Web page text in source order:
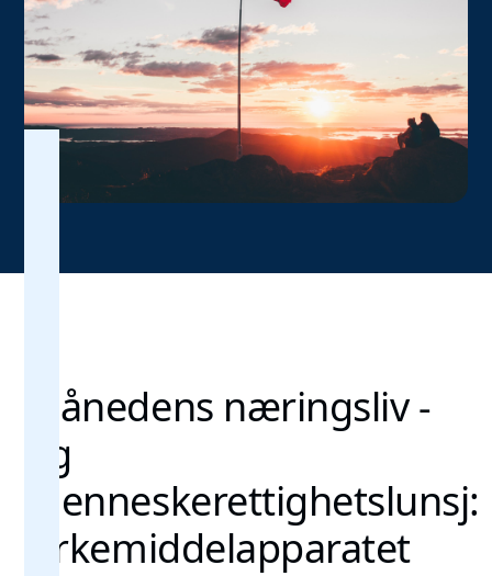
Månedens næringsliv -
og
menneskerettighetslunsj:
virkemiddelapparatet